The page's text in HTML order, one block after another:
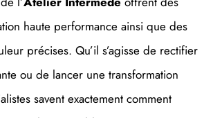
haute performance ainsi que des
précises. Qu’il s’agisse de rectifier
ou de lancer une transformation
savent exactement comment
résultats possibles.